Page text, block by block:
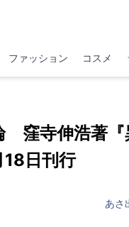
ファッション コスメ
窪寺伸浩著『
日刊行
あさ